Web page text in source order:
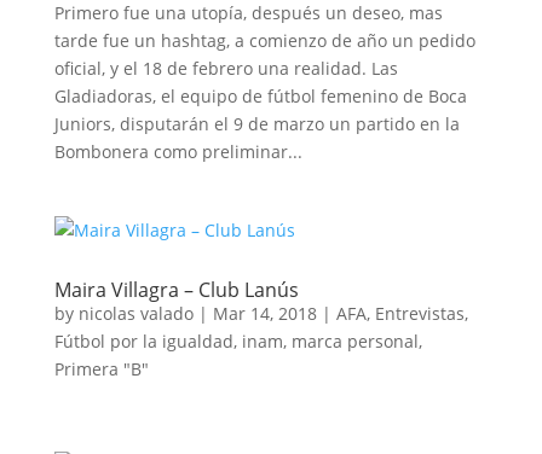
Primero fue una utopía, después un deseo, mas
tarde fue un hashtag, a comienzo de año un pedido
oficial, y el 18 de febrero una realidad. Las
Gladiadoras, el equipo de fútbol femenino de Boca
Juniors, disputarán el 9 de marzo un partido en la
Bombonera como preliminar...
Maira Villagra – Club Lanús
by nicolas valado| Mar 14, 2018| AFA, Entrevistas,
Fútbol por la igualdad, inam, marca personal,
Primera "B"